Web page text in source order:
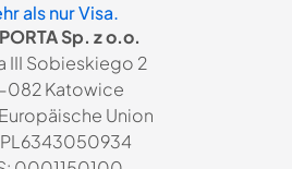
als nur Visa.
Sp. z o.o.
III Sobieskiego 2
Katowice
Union
PL6343050934